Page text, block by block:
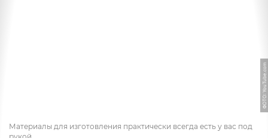
ФОТО: YouTube.com
Материалы для изготовления практически всегда есть у вас под